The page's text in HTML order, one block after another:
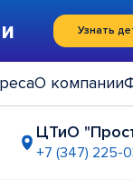
Узнать
О компании
ЦТиО
+7 (347) 225-